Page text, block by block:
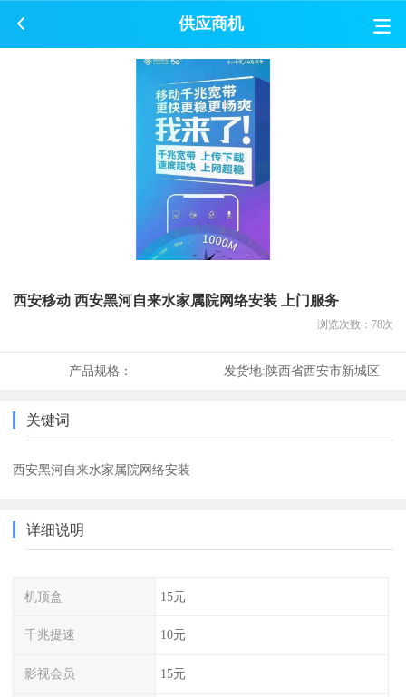
供应商机
西安移动 西安黑河自来水家属院网络安装 上门服务
浏览次数： 78次
产品规格： 发货地:陕西省西安市新城区
关键词
西安黑河自来水家属院网络安装
详细说明
机顶盒 15元
千兆提速 10元
影视会员 15元